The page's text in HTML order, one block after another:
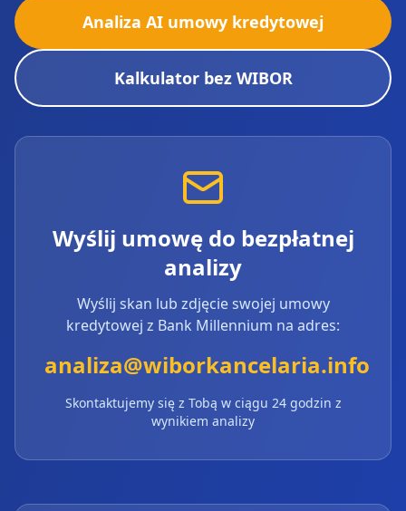
Analiza AI umowy kredytowej
Kalkulator bez WIBOR
Wyślij umowę do bezpłatnej
analizy
Wyślij skan lub zdjęcie swojej umowy
kredytowej z Bank Millennium na adres:
analiza@wiborkancelaria.info
Skontaktujemy się z Tobą w ciągu 24 godzin z
wynikiem analizy